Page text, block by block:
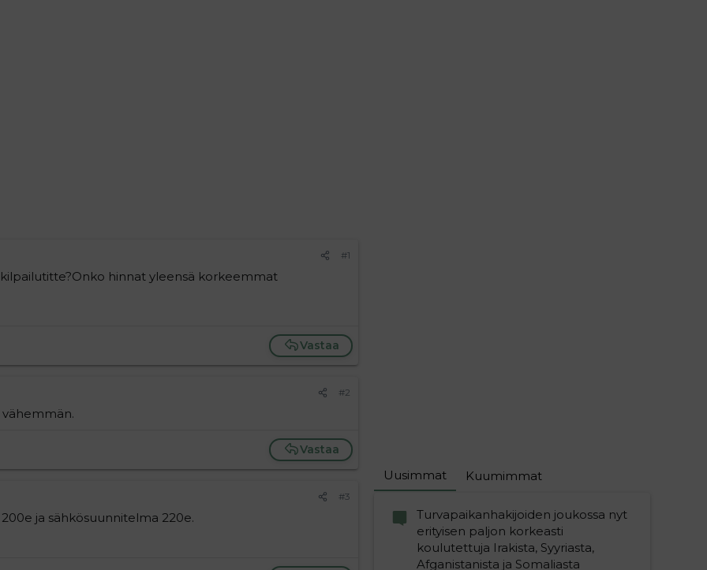
#1
hinnat yleensä korkeemmat
Vastaa
#2
vähemmän.
Vastaa
#3
ja sähkösuunnitelma 220e.
Uusimmat Kuumimmat
Turvapaikanhakijoiden joukossa nyt
erityisen paljon korkeasti
koulutettuja Irakista, Syyriasta,
Afganistanista ja Somaliasta